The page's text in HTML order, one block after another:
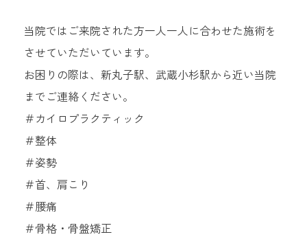
当院ではご来院された方一人一人に合わせた施術を
させていただいています。
お困りの際は、新丸子駅、武蔵小杉駅から近い当院
までご連絡ください。
＃カイロプラクティック
＃整体
＃姿勢
＃首、肩こり
＃腰痛
＃骨格・骨盤矯正